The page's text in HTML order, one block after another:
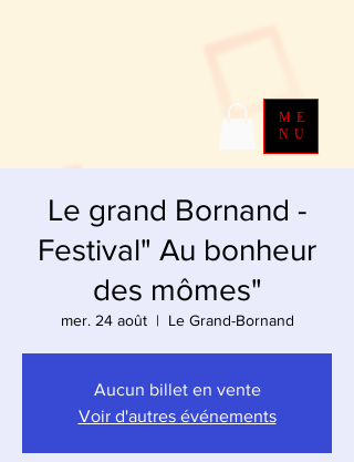
ME
NU
Le grand Bornand -
Festival" Au bonheur
des mômes"
mer. 24 août
  |
Le Grand-Bornand
Aucun billet en vente
Voir d'autres événements